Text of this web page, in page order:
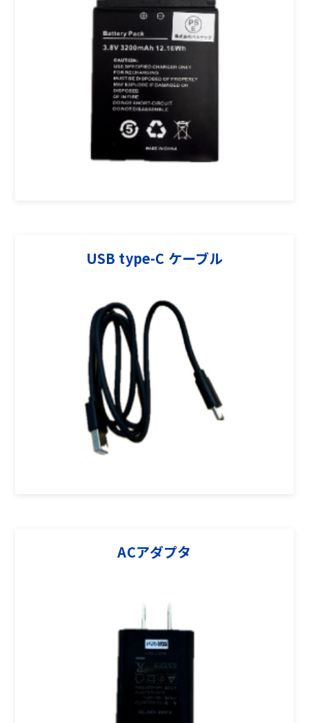
USB type-C ケーブル
ACアダプタ